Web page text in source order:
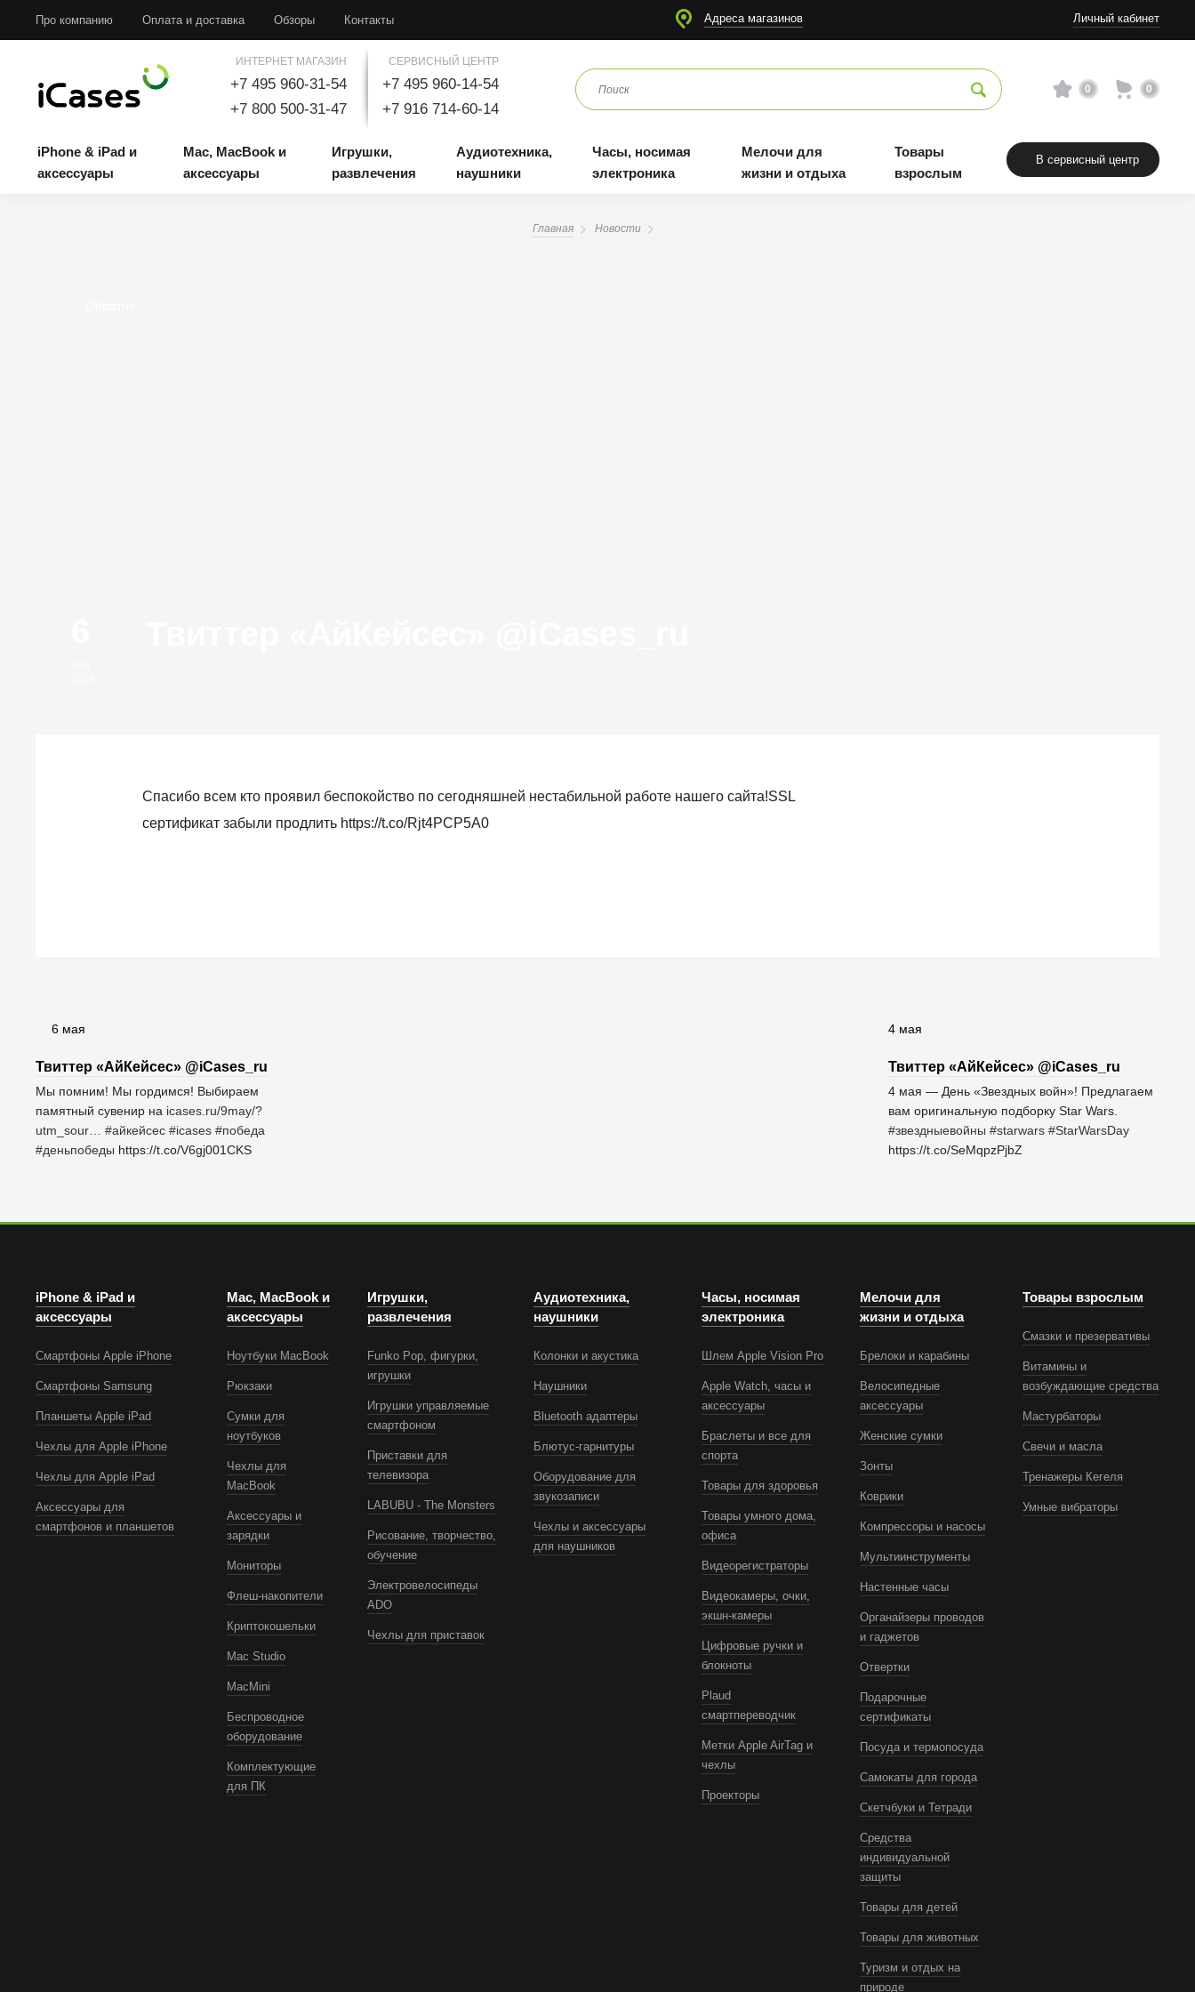
Про компанию Оплата и доставка Обзоры Контакты Адреса магазинов Личный кабинет
ИНТЕРНЕТ МАГАЗИН
+7 495 960-31-54
+7 800 500-31-47
СЕРВИСНЫЙ ЦЕНТР
+7 495 960-14-54
+7 916 714-60-14
0 0
iPhone & iPad и
аксессуары
Mac, MacBook и
аксессуары
Игрушки,
развлечения
Аудиотехника,
наушники
Часы, носимая
электроника
Мелочи для
жизни и отдыха
Товары
взрослым
В сервисный центр
Главная Новости
Спасибо всем кто проявил беспокойство по сегодняшней нестабильной работе нашего сайта!SSL
сертификат забыли продлить https://t.co/Rjt4PCP5A0
4 мая
Твиттер «АйКейсес» ‏@iCases_ru
4 мая — День «Звездных войн»! Предлагаем
вам оригинальную подборку Star Wars.
#звездныевойны #starwars #StarWarsDay
https://t.co/SeMqpzPjbZ
6 мая
Твиттер «АйКейсес» ‏@iCases_ru
Мы помним! Мы гордимся! Выбираем
памятный сувенир на icases.ru/9may/?
utm_sour…
#айкейсес #icases #победа
#деньпобеды https://t.co/V6gj001CKS
iPhone & iPad и
аксессуары
Смартфоны Apple iPhone
Смартфоны Samsung
Планшеты Apple iPad
Чехлы для Apple iPhone
Чехлы для Apple iPad
Аксессуары для
смартфонов и планшетов
Mac, MacBook и
аксессуары
Ноутбуки MacBook
Рюкзаки
Сумки для
ноутбуков
Чехлы для
MacBook
Аксессуары и
зарядки
Мониторы
Флеш-накопители
Криптокошельки
Mac Studio
MacMini
Беспроводное
оборудование
Комплектующие
для ПК
Игрушки,
развлечения
Funko Pop, фигурки,
игрушки
Игрушки управляемые
смартфоном
Приставки для
телевизора
LABUBU - The Monsters
Рисование, творчество,
обучение
Электровелосипеды
ADO
Чехлы для приставок
Аудиотехника,
наушники
Колонки и акустика
Наушники
Bluetooth адаптеры
Блютус-гарнитуры
Оборудование для
звукозаписи
Чехлы и аксессуары
для наушников
Часы, носимая
электроника
Шлем Apple Vision Pro
Apple Watch, часы и
аксессуары
Браслеты и все для
спорта
Товары для здоровья
Товары умного дома,
офиса
Видеорегистраторы
Видеокамеры, очки,
экшн-камеры
Цифровые ручки и
блокноты
Plaud
смартпереводчик
Метки Apple AirTag и
чехлы
Проекторы
Мелочи для
жизни и отдыха
Брелоки и карабины
Велосипедные
аксессуары
Женские сумки
Зонты
Коврики
Компрессоры и насосы
Мультиинструменты
Настенные часы
Органайзеры проводов
и гаджетов
Отвертки
Подарочные
сертификаты
Посуда и термопосуда
Самокаты для города
Скетчбуки и Тетради
Средства
индивидуальной
защиты
Товары для детей
Товары для животных
Туризм и отдых на
природе
Товары взрослым
Смазки и презервативы
Витамины и
возбуждающие средства
Мастурбаторы
Свечи и масла
Тренажеры Кегеля
Умные вибраторы